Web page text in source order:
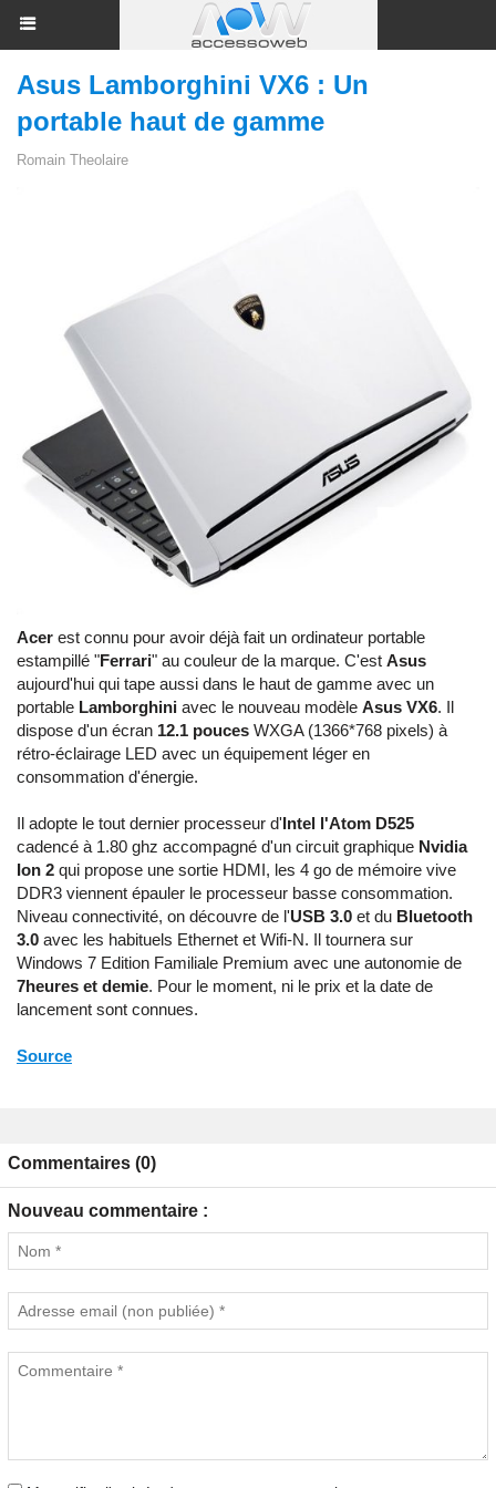
Asus Lamborghini VX6 : Un
portable haut de gamme
Romain Theolaire
Acer est connu pour avoir déjà fait un ordinateur portable
estampillé "Ferrari" au couleur de la marque. C'est Asus
aujourd'hui qui tape aussi dans le haut de gamme avec un
portable Lamborghini avec le nouveau modèle Asus VX6. Il
dispose d'un écran 12.1 pouces WXGA (1366*768 pixels) à
rétro-éclairage LED avec un équipement léger en
consommation d'énergie.
Il adopte le tout dernier processeur d'Intel l'Atom D525
cadencé à 1.80 ghz accompagné d'un circuit graphique Nvidia
Ion 2 qui propose une sortie HDMI, les 4 go de mémoire vive
DDR3 viennent épauler le processeur basse consommation.
Niveau connectivité, on découvre de l'USB 3.0 et du Bluetooth
3.0 avec les habituels Ethernet et Wifi-N. Il tournera sur
Windows 7 Edition Familiale Premium avec une autonomie de
7heures et demie. Pour le moment, ni le prix et la date de
lancement sont connues.
Source
Commentaires (0)
Nouveau commentaire :